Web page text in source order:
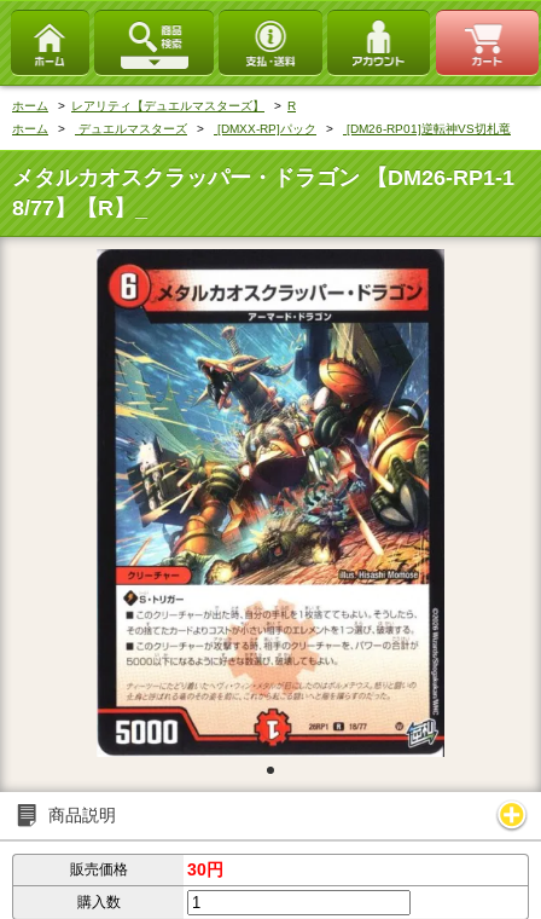
ホーム > レアリティ【デュエルマスターズ】 > R
ホーム
> デュエルマスターズ > [DMXX-RP]パック > [DM26-RP01]逆転神VS切札竜
メタルカオスクラッパー・ドラゴン 【DM26-RP1-1
8/77】【R】_
商品説明
販売価格 30円
購入数